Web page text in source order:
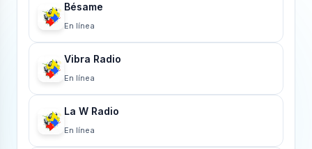
Bésame
En línea
Vibra Radio
En línea
La W Radio
En línea